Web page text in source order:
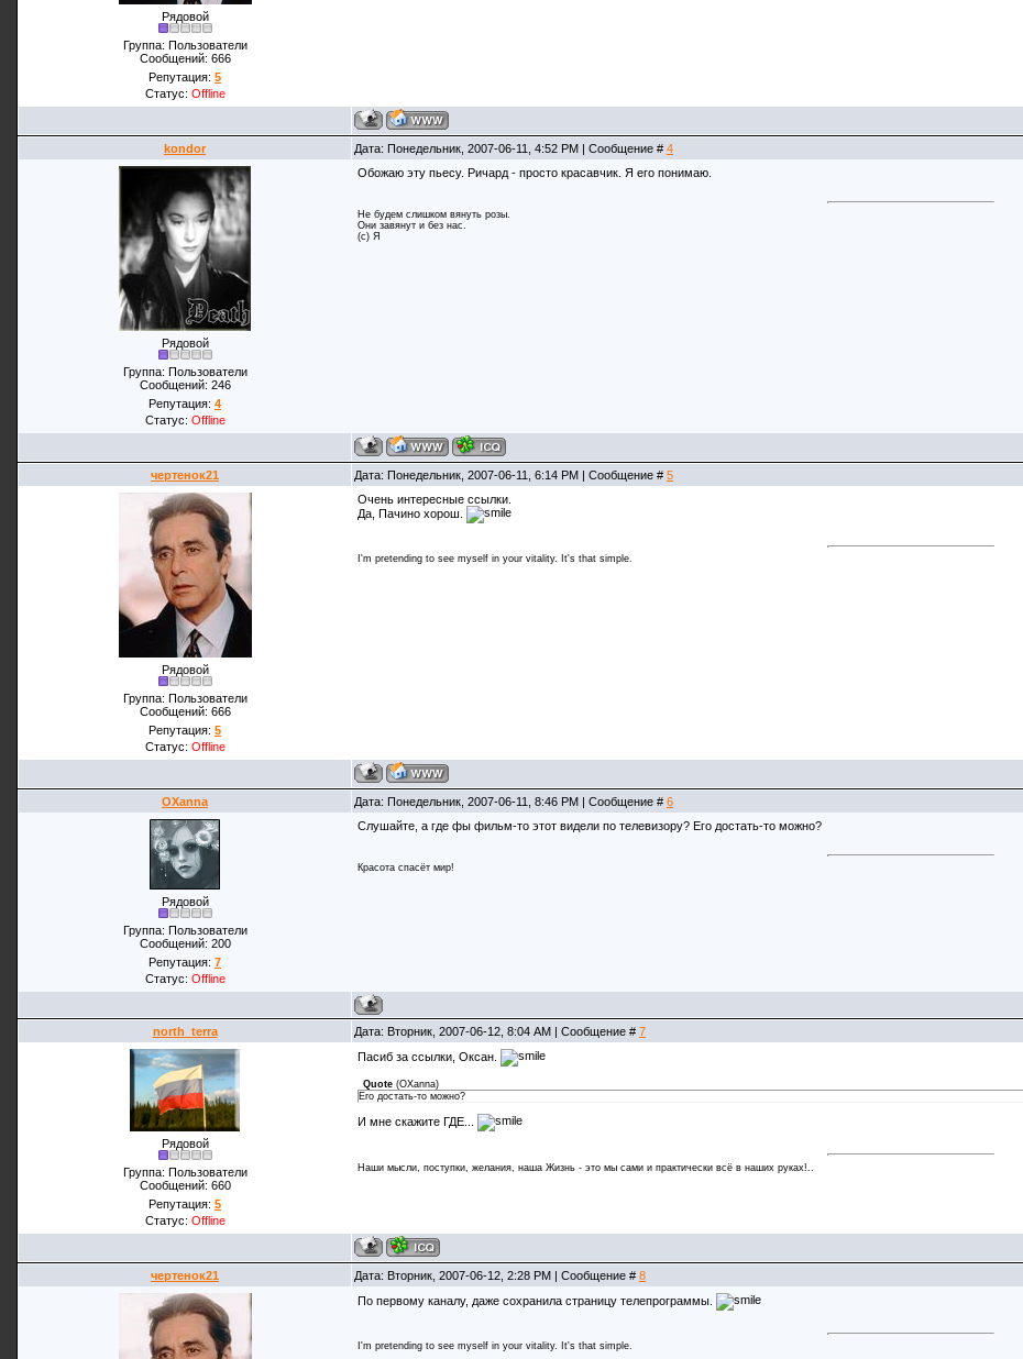
Рядовой
Группа: Пользователи
Сообщений: 666
Репутация: 5
Статус: Offline
kondor Дата: Понедельник, 2007-06-11, 4:52 PM | Сообщение # 4
Рядовой
Группа: Пользователи
Сообщений: 246
Репутация: 4
Статус: Offline
Обожаю эту пьесу. Ричард - просто красавчик. Я его понимаю.
Не будем слишком вянуть розы.
Они завянут и без нас.
(с) Я
чертенок21 Дата: Понедельник, 2007-06-11, 6:14 PM | Сообщение # 5
Рядовой
Группа: Пользователи
Сообщений: 666
Репутация: 5
Статус: Offline
Очень интересные ссылки.
Да, Пачино хорош.
I'm pretending to see myself in your vitality. It's that simple.
OXanna Дата: Понедельник, 2007-06-11, 8:46 PM | Сообщение # 6
Рядовой
Группа: Пользователи
Сообщений: 200
Репутация: 7
Статус: Offline
Слушайте, а где фы фильм-то этот видели по телевизору? Его достать-то можно?
Красота спасёт мир!
north_terra Дата: Вторник, 2007-06-12, 8:04 AM | Сообщение # 7
Рядовой
Группа: Пользователи
Сообщений: 660
Репутация: 5
Статус: Offline
Пасиб за ссылки, Оксан.
Quote (OXanna)
Его достать-то можно?
И мне скажите ГДЕ...
Наши мысли, поступки, желания, наша Жизнь - это мы сами и практически всё в наших руках!..
чертенок21 Дата: Вторник, 2007-06-12, 2:28 PM | Сообщение # 8
По первому каналу, даже сохранила страницу телепрограммы.
I'm pretending to see myself in your vitality. It's that simple.